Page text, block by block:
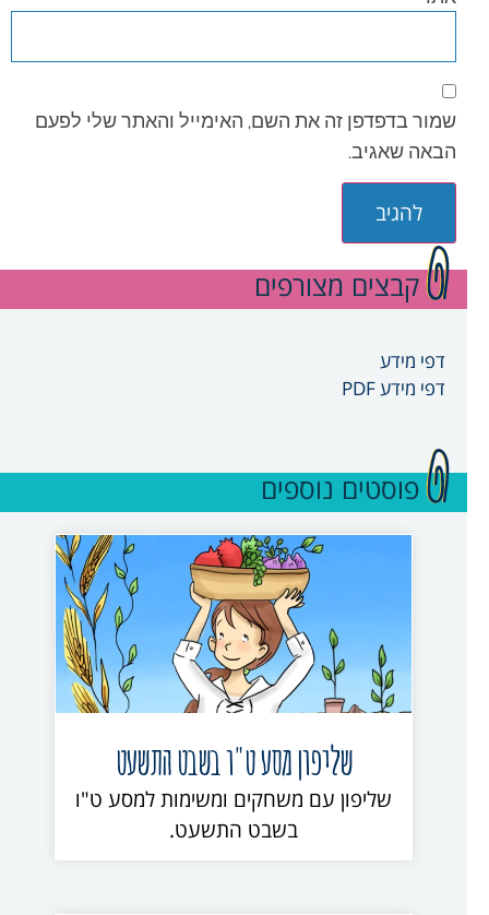
שמור בדפדפן זה את השם, האימייל והאתר שלי לפעם
הבאה שאגיב.
קבצים מצורפים
דפי מידע
דפי מידע PDF
פוסטים נוספים
שליפון מסע ט"ו בשבט התשעט
שליפון עם משחקים ומשימות למסע ט"ו
בשבט התשעט.